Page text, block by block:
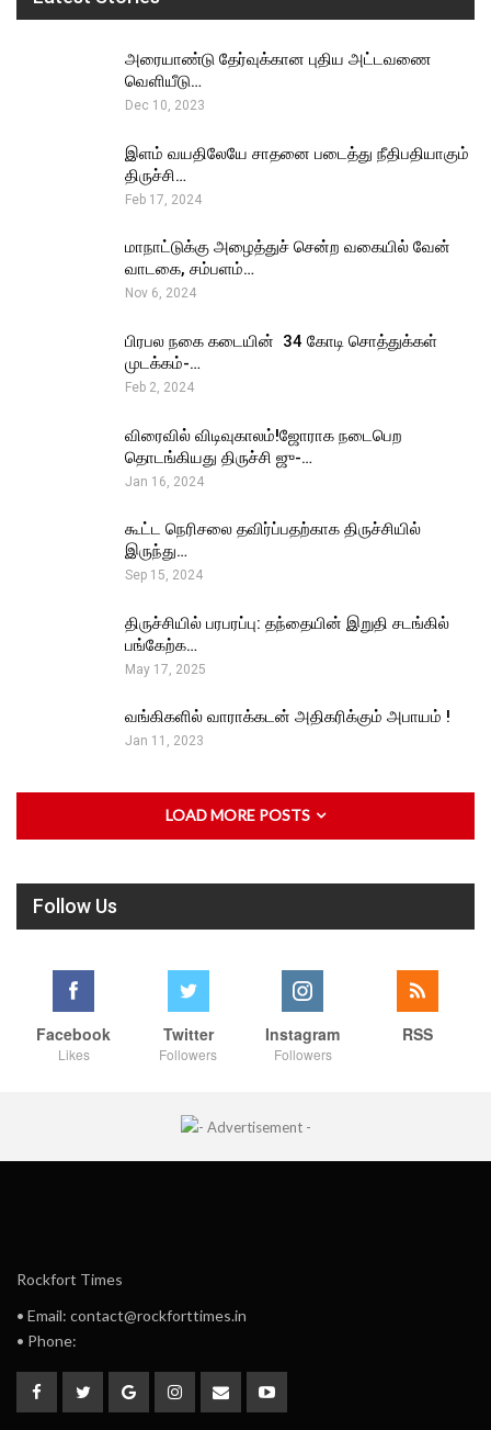
அரையாண்டு தேர்வுக்கான புதிய அட்டவணை
வெளியீடு…
Dec 10, 2023
இளம் வயதிலேயே சாதனை படைத்து நீதிபதியாகும்
திருச்சி…
Feb 17, 2024
மாநாட்டுக்கு அழைத்துச் சென்ற வகையில் வேன்
வாடகை, சம்பளம்…
Nov 6, 2024
பிரபல நகை கடையின் ₹ 34 கோடி சொத்துக்கள்
முடக்கம்-…
Feb 2, 2024
விரைவில் விடிவுகாலம்!ஜோராக நடைபெற
தொடங்கியது திருச்சி ஜு-…
Jan 16, 2024
கூட்ட நெரிசலை தவிர்ப்பதற்காக திருச்சியில்
இருந்து…
Sep 15, 2024
திருச்சியில் பரபரப்பு: தந்தையின் இறுதி சடங்கில்
பங்கேற்க…
May 17, 2025
வங்கிகளில் வாராக்கடன் அதிகரிக்கும் அபாயம் !
Jan 11, 2023
LOAD MORE POSTS
Follow Us
Facebook
Likes
Twitter
Followers
Instagram
Followers
RSS
Rockfort Times
• Email: contact@rockforttimes.in
• Phone: